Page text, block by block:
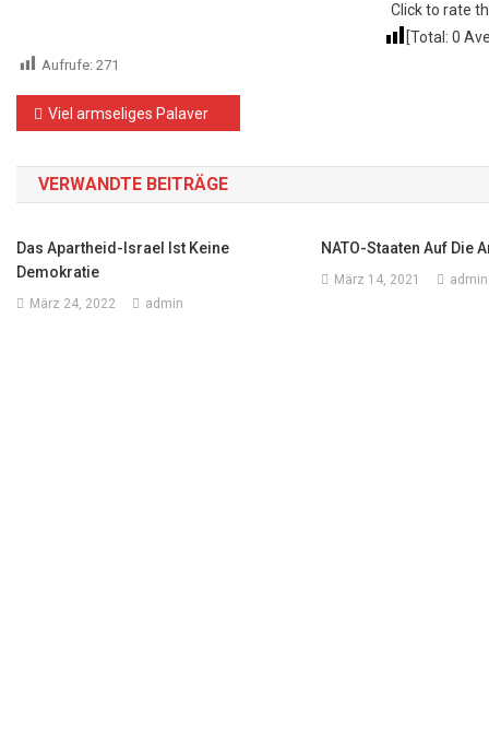
Click to rate
[Total: 0
Aufrufe: 271
Beitragsnavigation
Viel armseliges Palaver
VERWANDTE BEITRÄGE
Das Apartheid-Israel Ist Keine
Demokratie
März 24, 2022 admin
NATO-Staaten Auf Die
März 14, 2021 admin